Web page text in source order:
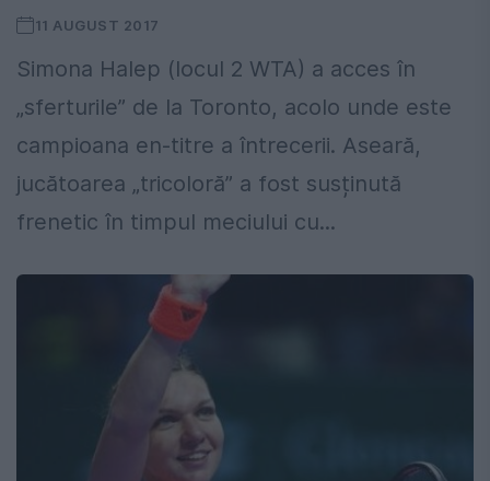
11 AUGUST 2017
Simona Halep (locul 2 WTA) a acces în
„sferturile” de la Toronto, acolo unde este
campioana en-titre a întrecerii. Aseară,
jucătoarea „tricoloră” a fost susținută
frenetic în timpul meciului cu...